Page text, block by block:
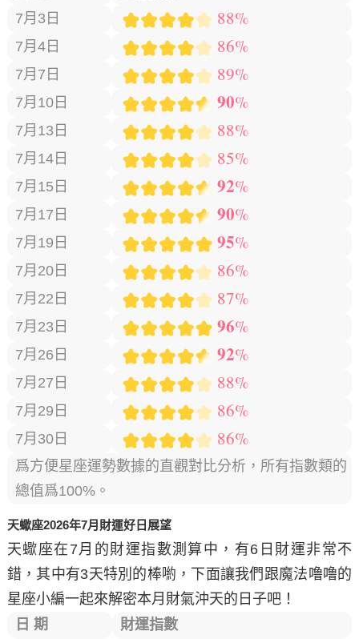
7月3日
88%
7月4日 86%
7月7日 89%
7月10日 90%
7月13日 88%
7月14日 85%
7月15日 92%
7月17日 90%
7月19日 95%
7月20日 86%
7月22日 87%
7月23日 96%
7月26日 92%
7月27日 88%
7月29日 86%
7月30日 86%
爲方便星座運勢數據的直觀對比分析，所有指數類的
總值爲100%。
天蠍座2026年7月財運好日展望
天蠍座在7月的財運指數測算中，有6日 財運非常不
錯，其中有3天特別的棒喲，下面讓我們跟魔法噜噜的
星座小編一起來解密本月財氣沖天的日子吧！
日 期
財運指數